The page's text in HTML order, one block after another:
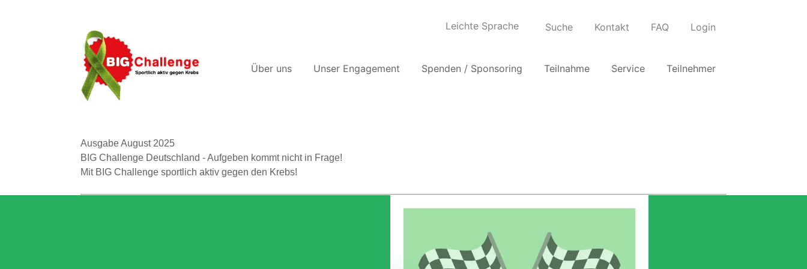
Leichte Sprache Suche Kontakt FAQ Login
Über uns Unser Engagement Spenden / Sponsoring Teilnahme Service Teilnehmer
Ausgabe August 2025
BIG Challenge Deutschland - Aufgeben kommt nicht in Frage!
Mit BIG Challenge sportlich aktiv gegen den Krebs!